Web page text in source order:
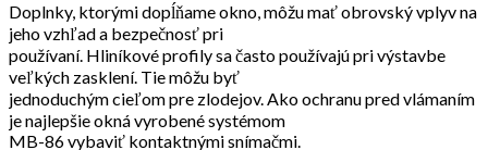
Doplnky, ktorými dopĺňame okno, môžu mať obrovský vplyv na
jeho vzhľad a bezpečnosť pri
používaní. Hliníkové profily sa často používajú pri výstavbe
veľkých zasklení. Tie môžu byť
jednoduchým cieľom pre zlodejov. Ako ochranu pred vlámaním
je najlepšie okná vyrobené systémom
MB-86 vybaviť kontaktnými snímačmi.